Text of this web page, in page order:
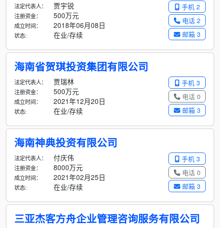
手机 2
电话 2
邮箱 3
法定代表人： 贾宇锐
注册资金： 500万元
成立时间： 2018年06月08日
状态: 在业/存续
海南省贺琪投资集团有限公司
手机 3
电话 0
邮箱 3
法定代表人： 贾瑞林
注册资金： 500万元
成立时间： 2021年12月20日
状态: 在业/存续
海南神典投资有限公司
手机 3
电话 0
邮箱 3
法定代表人： 付庆伟
注册资金： 8000万元
成立时间： 2021年02月25日
状态: 在业/存续
三亚杰客方舟企业管理咨询服务有限公司